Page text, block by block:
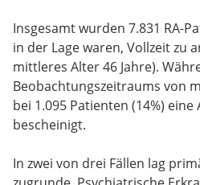
Insgesamt wurden 7.831 RA-
in der Lage waren, Vollzeit zu
mittleres Alter 46 Jahre).
Beobachtungszeitraums von
bei 1.095 Patienten (14%)
bescheinigt.
In zwei von drei Fällen lag